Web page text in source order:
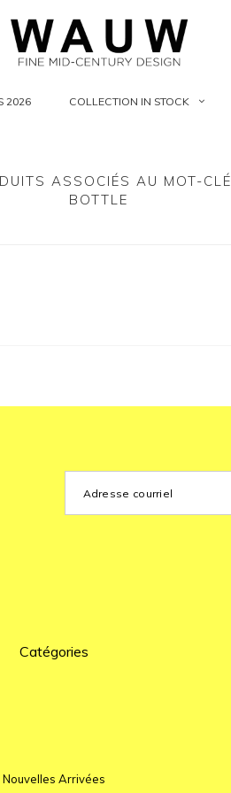
2026 COLLECTION IN STOCK
ASSOCIÉS AU MOT-CLÉ
BOTTLE
Catégories
Nouvelles Arrivées